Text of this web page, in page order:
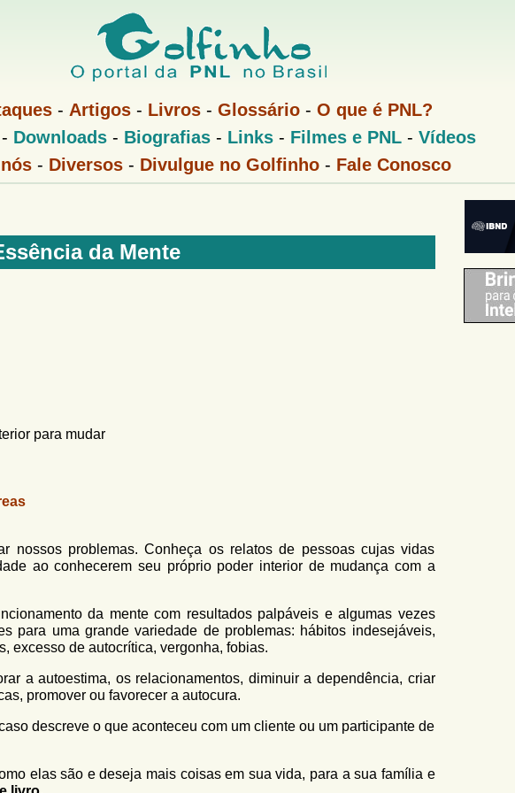
Pular
para
o
principal
- Artigos - Livros - Glossário - O que é PNL?
Downloads- Biografias- Links- Filmes e PNL- Vídeos
- Diversos- Divulgue no Golfinho- Fale Conosco
da Mente
para mudar
nossos problemas. Conheça os relatos de pessoas cujas vidas
ao conhecerem seu próprio poder interior de mudança com a
da mente com resultados palpáveis e algumas vezes
para uma grande variedade de problemas: hábitos indesejáveis,
excesso de autocrítica, vergonha, fobias.
a autoestima, os relacionamentos, diminuir a dependência, criar
promover ou favorecer a autocura.
descreve o que aconteceu com um cliente ou um participante de
elas são e deseja mais coisas em sua vida, para a sua família e